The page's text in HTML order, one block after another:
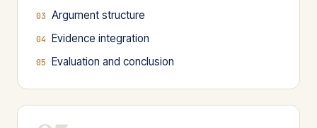
Argument structure
Evidence integration
Evaluation and conclusion